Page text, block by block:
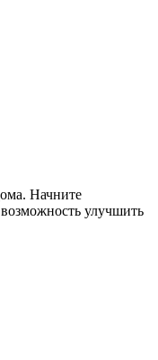
Начните
улучшить